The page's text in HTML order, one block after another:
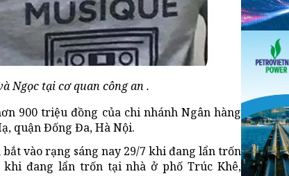
Ngọc tại cơ quan công an .
900 triệu đồng của chi nhánh Ngân hàng
quận Đống Đa, Hà Nội.
vào rạng sáng nay 29/7 khi đang lẩn trốn
đang lẩn trốn tại nhà ở phố Trúc Khê,